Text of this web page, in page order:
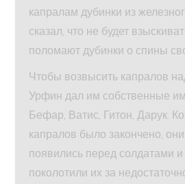
капралам дубинки из
сказал, что не будет
поломают дубинки о спины
Чтобы возвысить капралов
Урфин дал им собственные
Бефар, Ватис, Гитон, Дарук.
капралов было закончено,
появились перед солдатами
поколотили их за